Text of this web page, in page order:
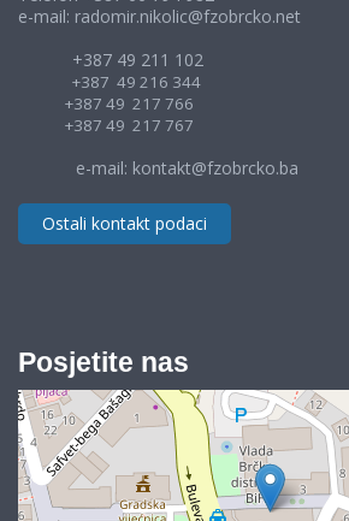
e-mail: radomir.nikolic@fzobrcko.net
+387 49 211 102
+387 49 216 344
+387 49 217 766
+387 49 217 767
e-mail: kontakt@fzobrcko.ba
Ostali kontakt podaci
Posjetite nas